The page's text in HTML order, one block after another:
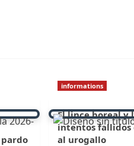
informations
El lince boreal y
intentos fallidos
al urogallo